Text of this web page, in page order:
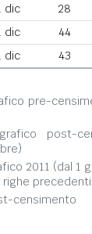
dic 28
dic 44
dic 43
pre-
post-
2011 (dal 1
righe precedenti
censimento